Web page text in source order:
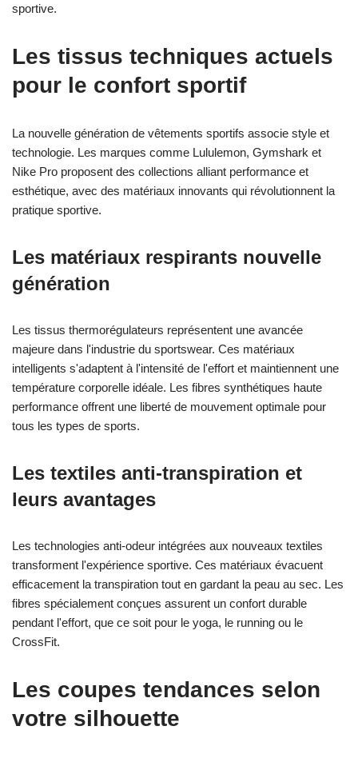
sportive.
Les tissus techniques actuels
pour le confort sportif
La nouvelle génération de vêtements sportifs associe style et
technologie. Les marques comme Lululemon, Gymshark et
Nike Pro proposent des collections alliant performance et
esthétique, avec des matériaux innovants qui révolutionnent la
pratique sportive.
Les matériaux respirants nouvelle
génération
Les tissus thermorégulateurs représentent une avancée
majeure dans l'industrie du sportswear. Ces matériaux
intelligents s'adaptent à l'intensité de l'effort et maintiennent une
température corporelle idéale. Les fibres synthétiques haute
performance offrent une liberté de mouvement optimale pour
tous les types de sports.
Les textiles anti-transpiration et
leurs avantages
Les technologies anti-odeur intégrées aux nouveaux textiles
transforment l'expérience sportive. Ces matériaux évacuent
efficacement la transpiration tout en gardant la peau au sec. Les
fibres spécialement conçues assurent un confort durable
pendant l'effort, que ce soit pour le yoga, le running ou le
CrossFit.
Les coupes tendances selon
votre silhouette